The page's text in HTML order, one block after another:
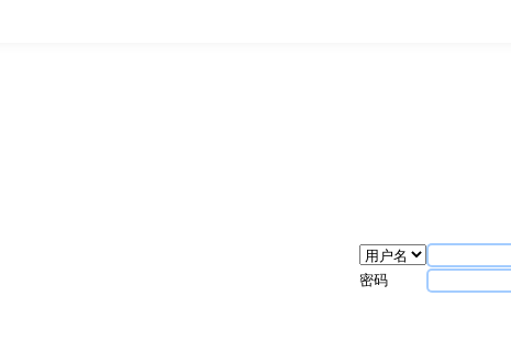
密码